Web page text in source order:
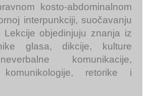
kosto-abdominalnom
interpunkciji, suočavanju
Lekcije objedinjuju znanja iz
glasa, dikcije, kulture
komunikacije,
komunikologije, retorike i